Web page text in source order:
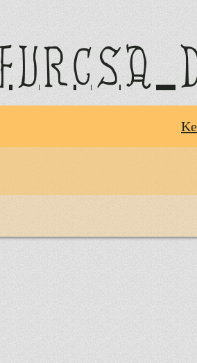
furcsa